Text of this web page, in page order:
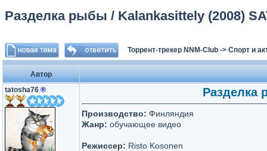
Разделка рыбы / Kalankasittely (2008)
Торрент-трекер NNM-Club -> Спорт и
Автор
tatosha76 ® Разделка
Производство: Финляндия
Жанр: обучающее видео
Режиссер: Risto Kosonen